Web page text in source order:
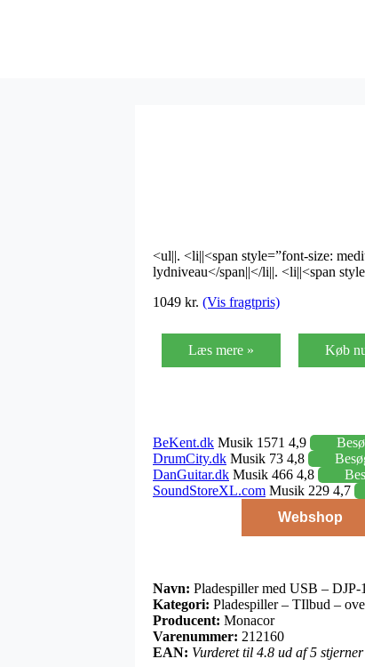
<ul||. <li||<span style=”font-size:
lydniveau</span||</li||. <li||<span
1049 kr. (Vis fragtpris)
Læs mere » Køb
BeKent.dk Musik 1571 4,9
DrumCity.dk Musik 73 4,8
DanGuitar.dk Musik 466 4,8
SoundStoreXL.com Musik 229 4,7
Webshop
Navn: Pladespiller med USB – DJP-
Kategori: Pladespiller – TIlbud –
Producent: Monacor
Varenummer: 212160
EAN: Vurderet til 4.8 ud af 5